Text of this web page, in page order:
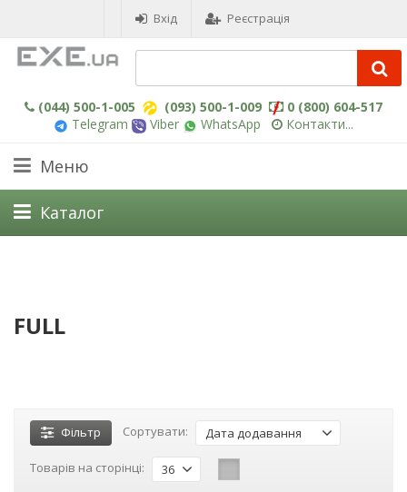
Вхід Реєстрація
(044) 500-1-005 (093) 500-1-009
0 (800) 604-517
Telegram
Viber WhatsApp Контакти...
Меню
Каталог
FULL
Фільтр Сортувати: Дата додавання
Товарів на сторінці: 36